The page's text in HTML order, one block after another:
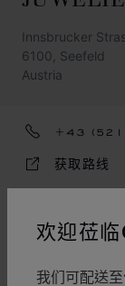
欢迎莅
我们可配送
Innsbrucker
6100, Seefeld
Austria
+43
获取路线
錶
珠寶